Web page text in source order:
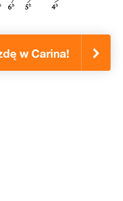
w Carina!